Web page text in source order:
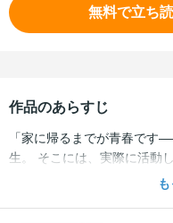
無料で立ち
作品のあらすじ
「家に帰るまでが青春で
生。 そこには、実際に活動
が存在していた！ 爆速の帰